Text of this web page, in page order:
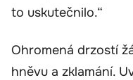
to uskutečnilo.“
Ohromená drzostí
hněvu a zklamání.